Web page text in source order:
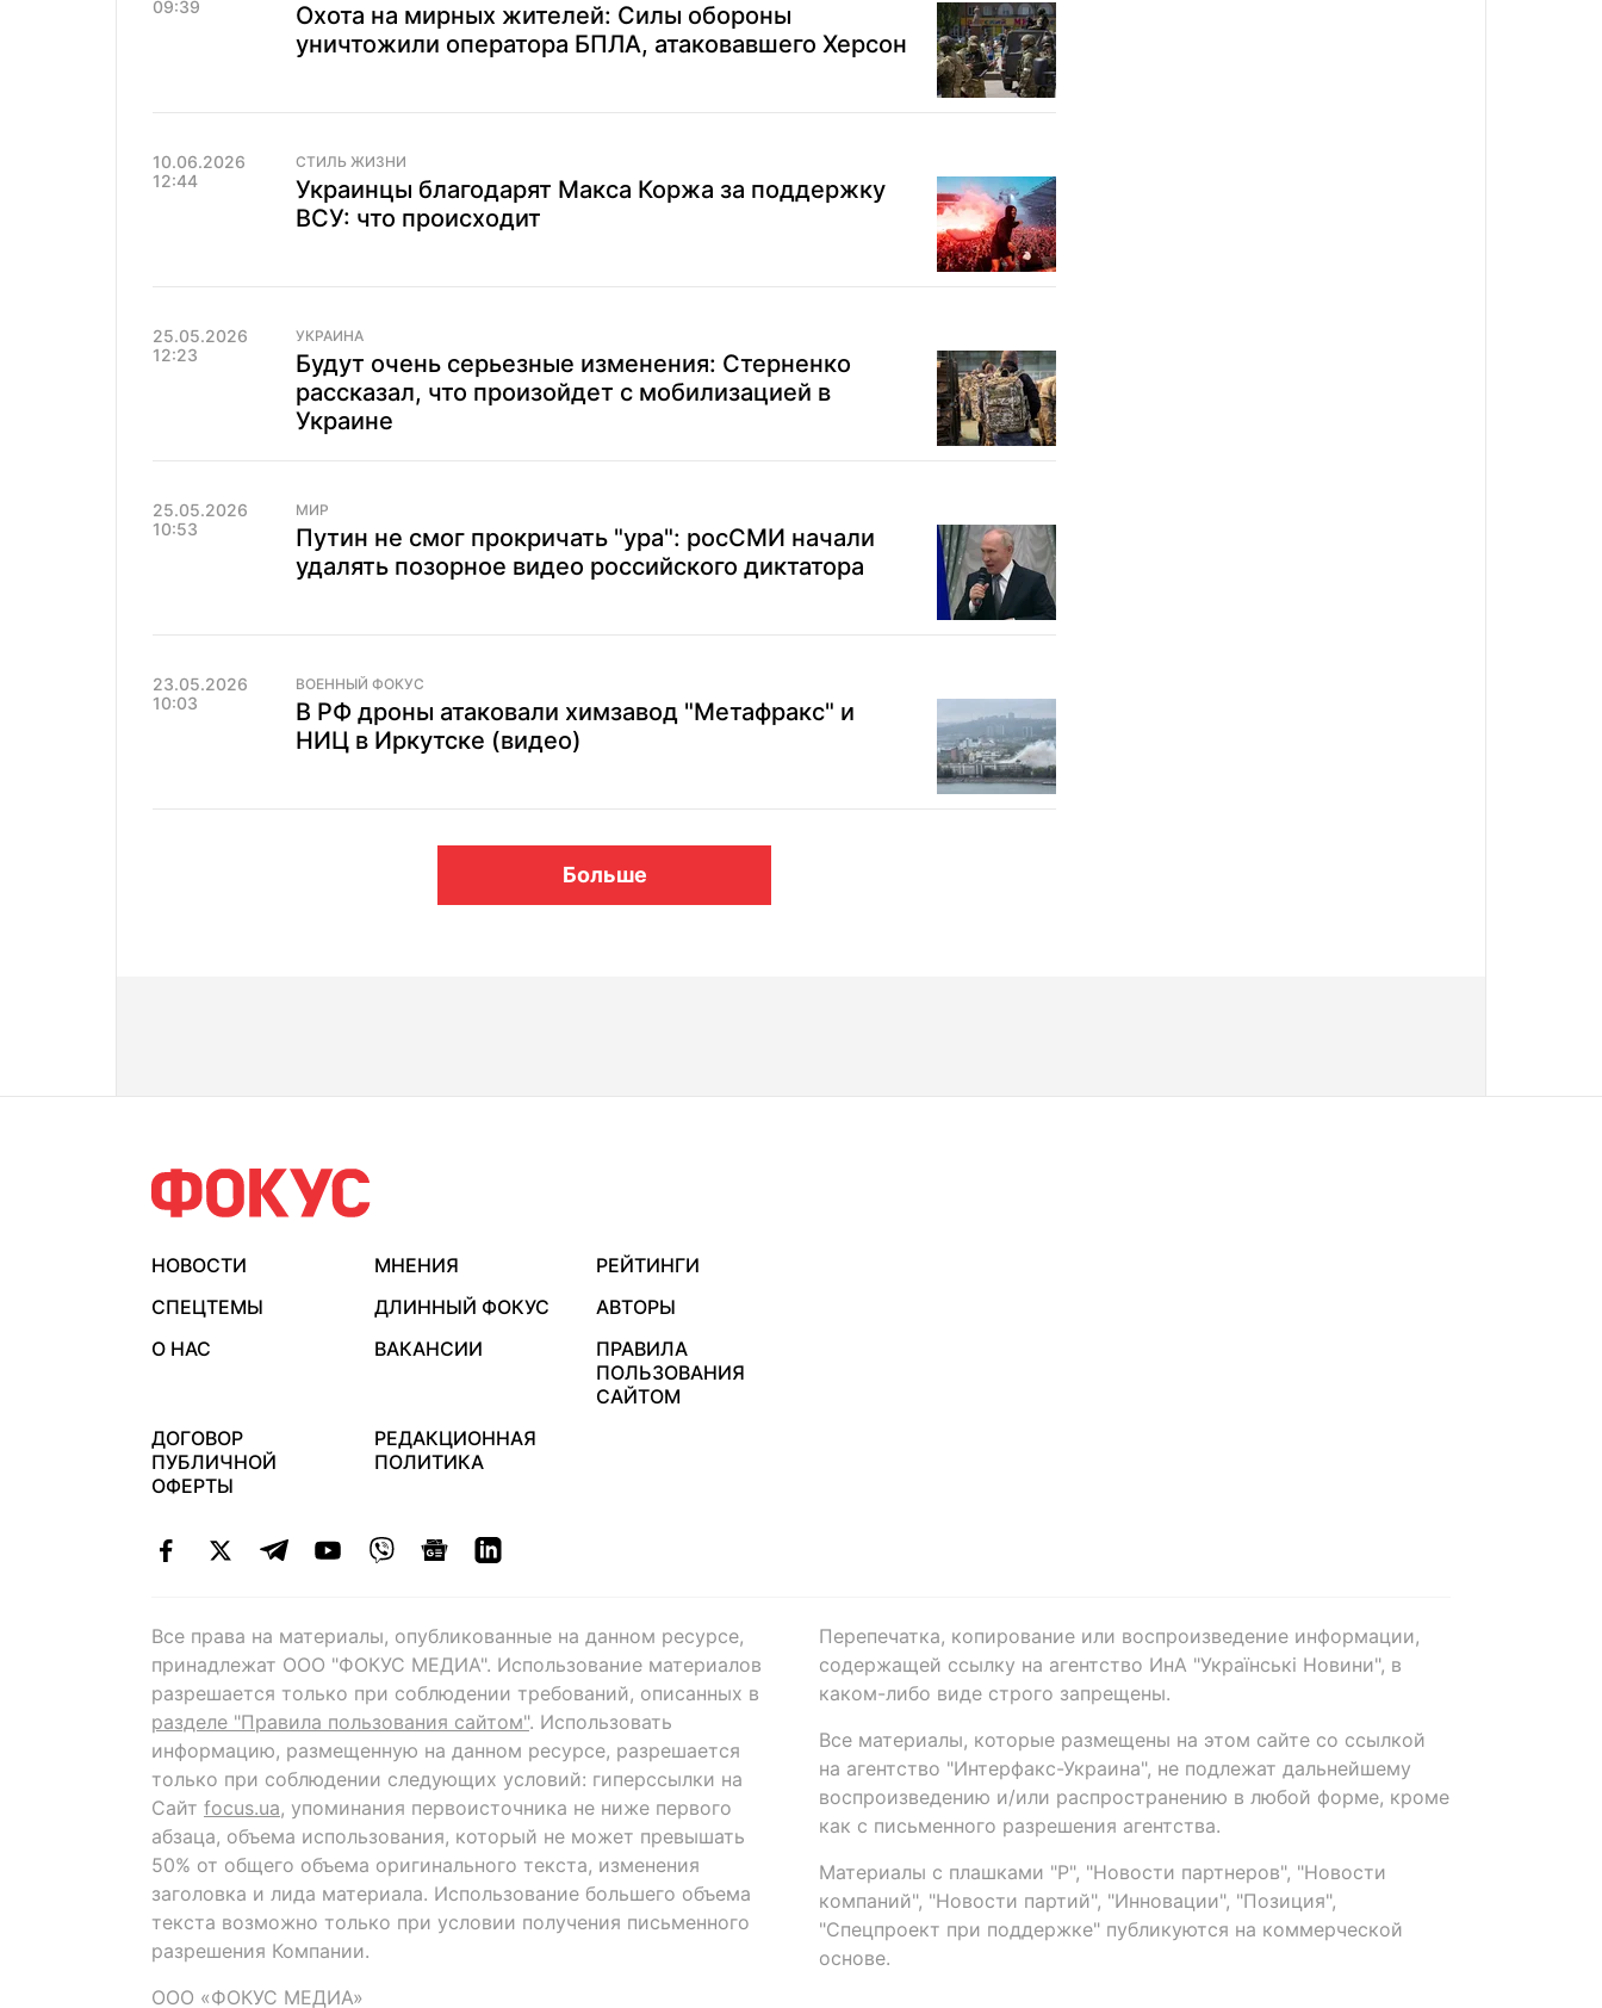
09:39
Охота на мирных жителей: Силы обороны
уничтожили оператора БПЛА, атаковавшего Херсон
10.06.2026
12:44
СТИЛЬ ЖИЗНИ
Украинцы благодарят Макса Коржа за поддержку
ВСУ: что происходит
25.05.2026
12:23
УКРАИНА
Будут очень серьезные изменения: Стерненко
рассказал, что произойдет с мобилизацией в
Украине
25.05.2026
10:53
МИР
Путин не смог прокричать "ура": росСМИ начали
удалять позорное видео российского диктатора
23.05.2026
10:03
ВОЕННЫЙ ФОКУС
В РФ дроны атаковали химзавод "Метафракс" и
НИЦ в Иркутске (видео)
Больше
НОВОСТИ МНЕНИЯ
РЕЙТИНГИ
СПЕЦТЕМЫ
ДЛИННЫЙ ФОКУС
АВТОРЫ
О НАС
ВАКАНСИИ
ПРАВИЛА
ПОЛЬЗОВАНИЯ
САЙТОМ
ДОГОВОР
ПУБЛИЧНОЙ
ОФЕРТЫ
РЕДАКЦИОННАЯ
ПОЛИТИКА
Все права на материалы, опубликованные на данном ресурсе,
принадлежат ООО "ФОКУС МЕДИА". Использование материалов
разрешается только при соблюдении требований, описанных в
разделе "Правила пользования сайтом". Использовать
информацию, размещенную на данном ресурсе, разрешается
только при соблюдении следующих условий: гиперссылки на
Сайт focus.ua, упоминания первоисточника не ниже первого
абзаца, объема использования, который не может превышать
50% от общего объема оригинального текста, изменения
заголовка и лида материала. Использование большего объема
текста возможно только при условии получения письменного
разрешения Компании.
ООО «ФОКУС МЕДИА»
Перепечатка, копирование или воспроизведение информации,
содержащей ссылку на агентство ИнА "Українські Новини", в
каком-либо виде строго запрещены.
Все материалы, которые размещены на этом сайте со ссылкой
на агентство "Интерфакс-Украина", не подлежат дальнейшему
воспроизведению и/или распространению в любой форме, кроме
как с письменного разрешения агентства.
Материалы с плашками "Р", "Новости партнеров", "Новости
компаний", "Новости партий", "Инновации", "Позиция",
"Спецпроект при поддержке" публикуются на коммерческой
основе.